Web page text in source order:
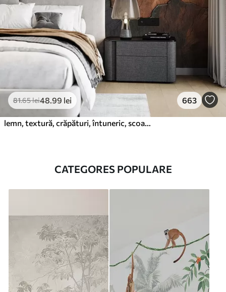
81.65lei48 .99 lei 663
CATEGORES POPULARE